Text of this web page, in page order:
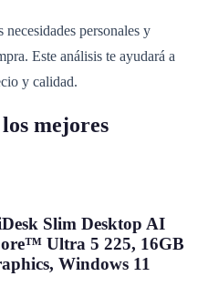
personales y
Este análisis te ayudará a
y calidad.
mejores
Slim Desktop AI
Ultra 5 225, 16GB
Windows 11